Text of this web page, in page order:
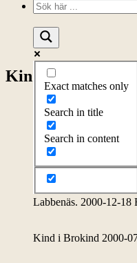
Exact matches only
Search in title
Search in content
Kinda kanal bilder
Sturefors
Ekström
Sturefors sluss. 2000-
Labbenäs. 2000-12-
Kind i Brokind 2000-